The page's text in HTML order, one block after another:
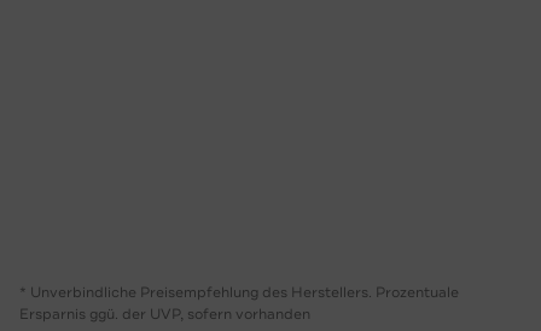
* Unverbindliche Preisempfehlung des Herstellers. Prozentuale
Ersparnis ggü. der UVP, sofern vorhanden